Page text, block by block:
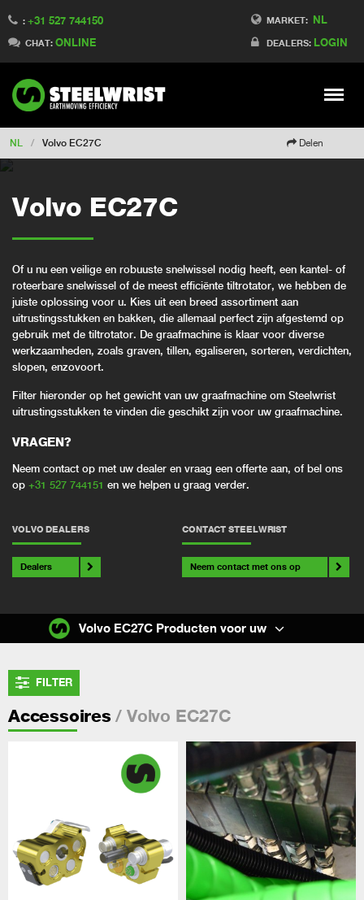
MARKET: NL
DEALERS: LOGIN
: +31 527 744150
CHAT: ONLINE
Meny
Switch to Finland
Switch to Denmark
Switch to China
Switch to Australia
Change market
NL / Volvo EC27C Delen
Volvo EC27C
Of u nu een veilige en robuuste snelwissel nodig heeft, een kantel- of
roteerbare snelwissel of de meest efficiënte tiltrotator, we hebben de
juiste oplossing voor u. Kies uit een breed assortiment aan
uitrustingsstukken en bakken, die allemaal perfect zijn afgestemd op
gebruik met de tiltrotator. De graafmachine is klaar voor diverse
werkzaamheden, zoals graven, tillen, egaliseren, sorteren, verdichten,
slopen, enzovoort.
Filter hieronder op het gewicht van uw graafmachine om Steelwrist
uitrustingsstukken te vinden die geschikt zijn voor uw graafmachine.
VRAGEN?
Neem contact op met uw dealer en vraag een offerte aan, of bel ons
op +31 527 744151 en we helpen u graag verder.
VOLVO DEALERS
Dealers
CONTACT STEELWRIST
Neem contact met ons op
FILTER
Accessoires / Volvo EC27C
Volvo EC27C Producten voor uw